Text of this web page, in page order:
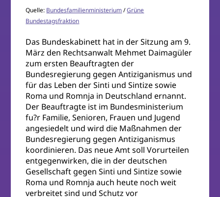
Quelle: Bundesfamilienministerium/Grüne
Bundestagsfraktion
Das Bundeskabinett hat in der Sitzung am 9.
März den Rechtsanwalt Mehmet Daimagüler
zum ersten Beauftragten der
Bundesregierung gegen Antiziganismus und
für das Leben der Sinti und Sintize sowie
Roma und Romnja in Deutschland ernannt.
Der Beauftragte ist im Bundesministerium
fu?r Familie, Senioren, Frauen und Jugend
angesiedelt und wird die Maßnahmen der
Bundesregierung gegen Antiziganismus
koordinieren. Das neue Amt soll Vorurteilen
entgegenwirken, die in der deutschen
Gesellschaft gegen Sinti und Sintize sowie
Roma und Romnja auch heute noch weit
verbreitet sind und Schutz vor